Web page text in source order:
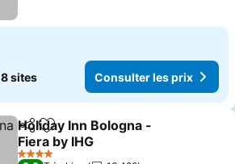
8 sites Consulter les prix
PartagerAjouter à mes favoris
Holiday Inn Bologna -
Fiera by IHG
Consulter les prix
4 Étoiles